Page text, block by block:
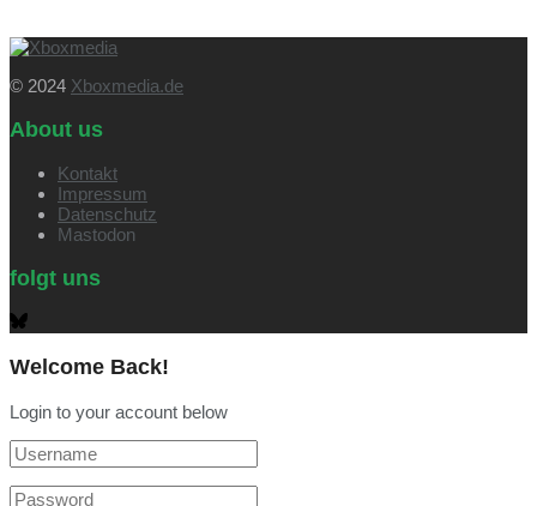
© 2024 Xboxmedia.de
About us
Kontakt
Impressum
Datenschutz
Mastodon
folgt uns
Welcome Back!
Login to your account below